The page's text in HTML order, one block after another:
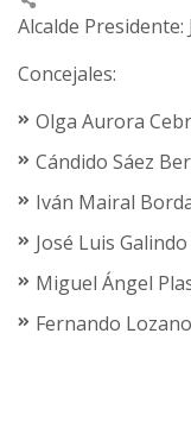
Alcalde Presidente:
Concejales:
Olga Aurora
Cándido Sáez
Iván Mairal
José Luis Galindo
Miguel Ángel
Fernando